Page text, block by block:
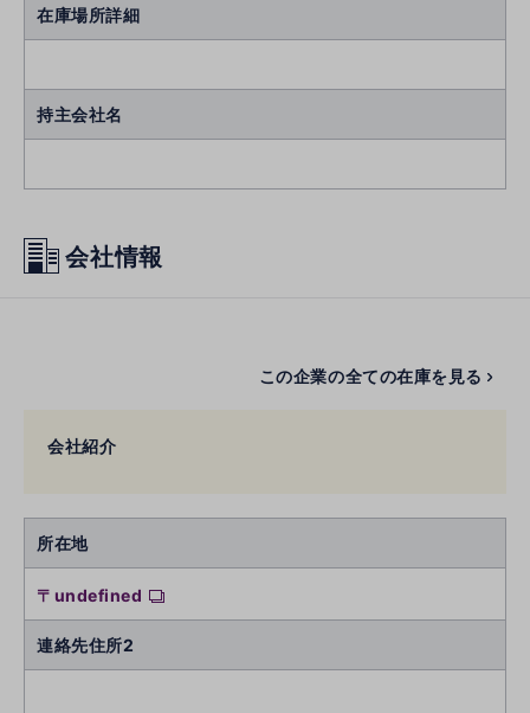
在庫場所詳細
持主会社名
会社情報
この企業の全ての在庫を見る
会社紹介
所在地
〒undefined
連絡先住所2